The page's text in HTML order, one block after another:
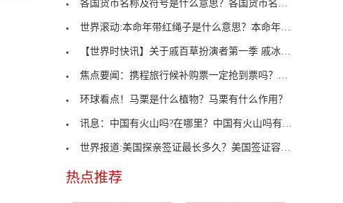
各国货币名称及符号是什么意思？各国货币名称及符号
世界滚动:本命年带红绳子是什么意思？本命年带红绳
【世界时快讯】关于戚百草扮演者第一季 戚冰卿扮演
焦点要闻：携程旅行候补购票一定抢到票吗？第四方面
环球看点！马栗是什么植物？马栗有什么作用？
讯息：中国有火山吗?在哪里？中国有火山吗有几座活
世界报道:美国探亲签证最长多久？美国签证容易过吗
热点推荐